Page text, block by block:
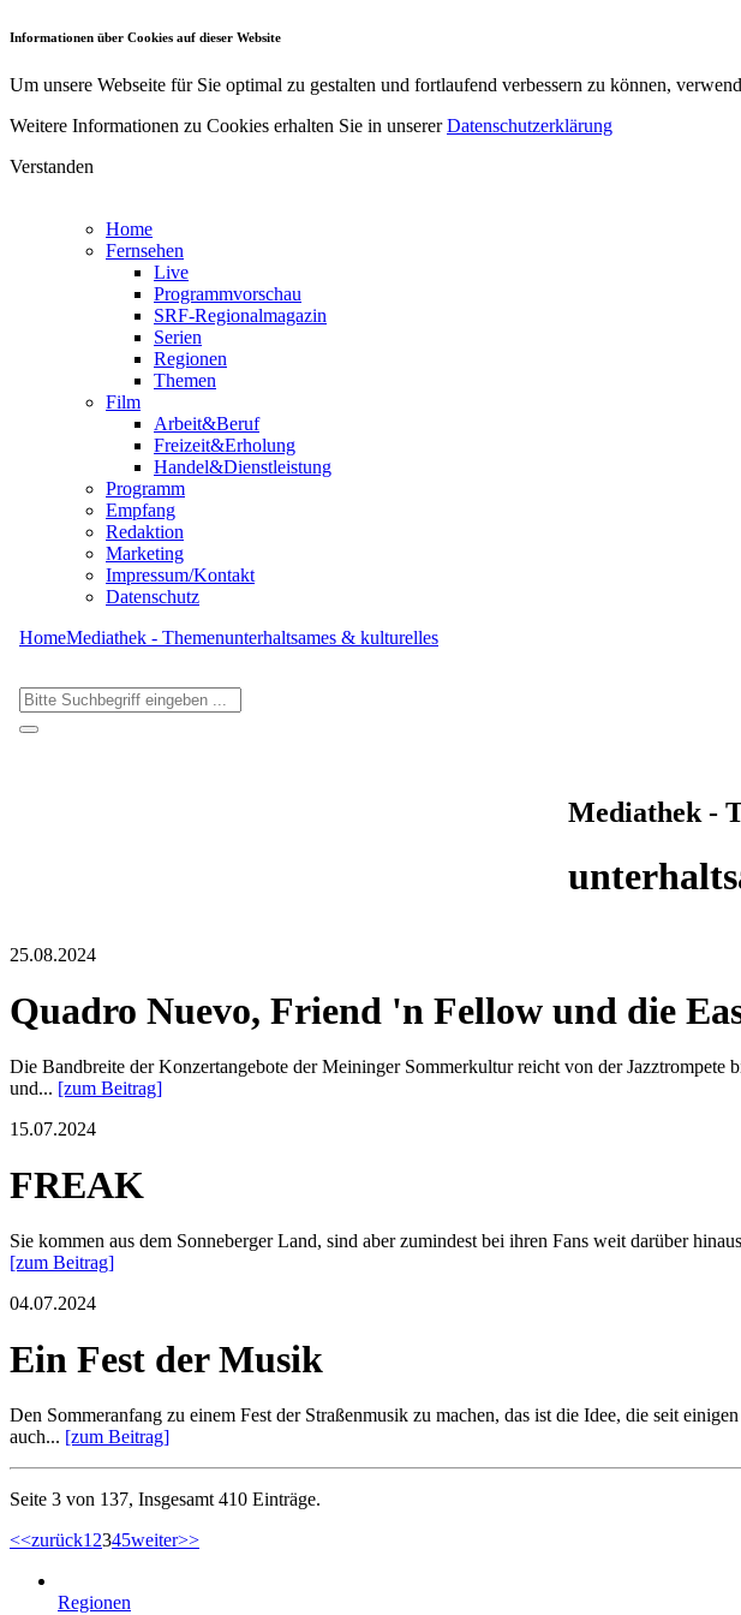
Informationen über Cookies auf dieser Website
Um unsere Webseite für Sie optimal zu gestalten und fortlaufend verbessern zu können,
Weitere Informationen zu Cookies erhalten Sie in unsererDatenschutzerklärung
Verstanden
Home
Fernsehen
Live
Programmvorschau
SRF-Regionalmagazin
Serien
Regionen
Themen
Film
Arbeit&Beruf
Freizeit&Erholung
Handel&Dienstleistung
Programm
Empfang
Redaktion
Marketing
Impressum/Kontakt
Datenschutz
HomeMediathek - Themenunterhaltsames & kulturelles
Mediathek -
25.08.2024
Quadro Nuevo, Friend 'n Fellow und die
Die Bandbreite der Konzertangebote der Meininger Sommerkultur reicht von der
und... [zum Beitrag]
15.07.2024
FREAK
Sie kommen aus dem Sonneberger Land, sind aber zumindest bei ihren Fans weit darüber
[zum Beitrag]
04.07.2024
Ein Fest der Musik
Den Sommeranfang zu einem Fest der Straßenmusik zu machen, das ist die Idee, die seit
auch... [zum Beitrag]
Seite 3 von 137, Insgesamt 410 Einträge.
<<zurück1 2345weiter>>
Regionen